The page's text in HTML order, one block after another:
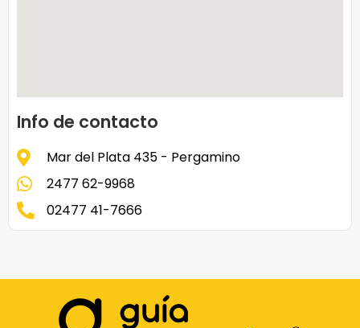
Info de contacto
Mar del Plata 435 - Pergamino
2477 62-9968
02477 41-7666